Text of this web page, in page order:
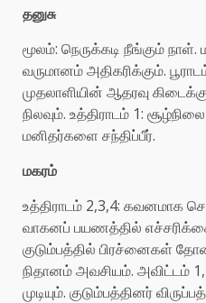
தனுசு
மூலம்: நெருக்கடி நீங்கும்
வருமானம் அதிகரிக்கும்.
முதலாளியின் ஆதரவு
நிலவும். உத்திராடம் 1:
மனிதர்களை சந்திப்பீர்.
மகரம்
உத்திராடம் 2,3,4: கவனமாக
வாகனப் பயணத்தில்
குடும்பத்தில் பிரச்னைகள்
நிதானம் அவசியம். அவிட்டம்
முடியும். குடும்பத்தினர்